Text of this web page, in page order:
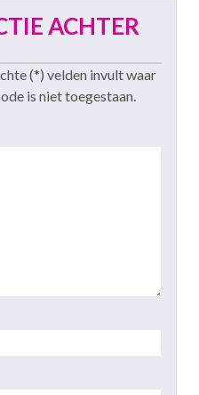
ACHTER
(*) velden invult waar
is niet toegestaan.